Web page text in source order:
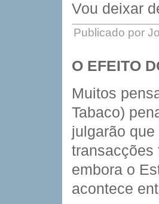
Vou deixar
Publicado por
O EFEITO
Muitos
Tabaco)
julgarão
transacções
embora o
acontece